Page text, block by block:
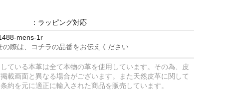
：ラッピング対応
mens-1r
の際は、コチラの品番をお伝えください
ている本革は全て本物の革を使用しています。その為、皮
載画面と異なる場合がございます。また天然皮革に関して
約を元に適正に輸入された商品を販売しています。